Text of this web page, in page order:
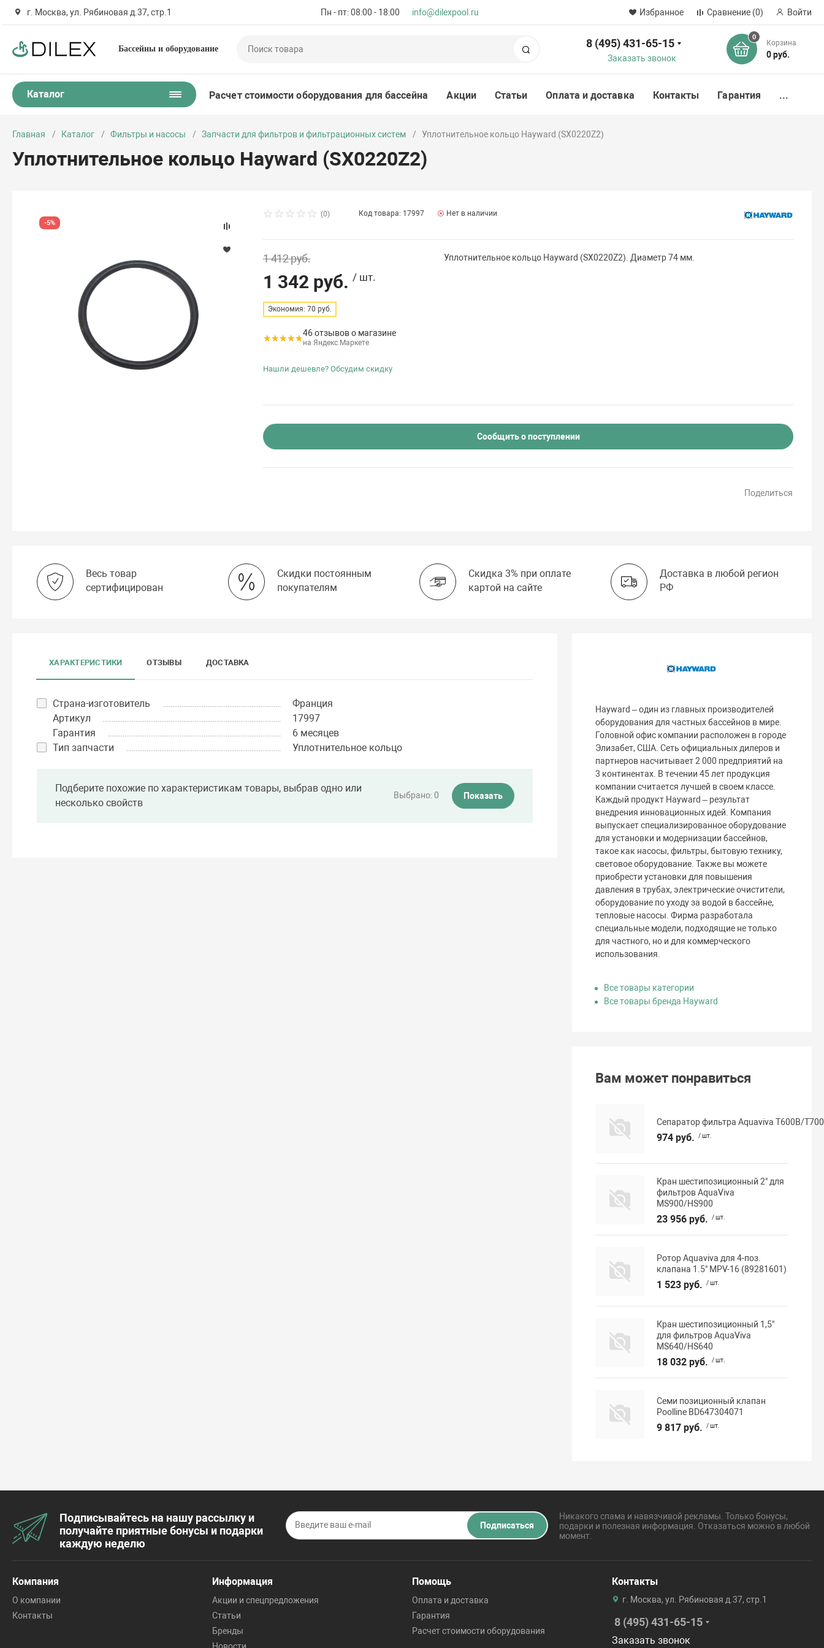
г. Москва, ул. Рябиновая д.37, стр.1 Пн - пт: 08:00 - 18:00 info@dilexpool.ru Избранное Сравнение (0) Войти
Бассейны и оборудование 8 (495) 431-65-15
Заказать звонок
0
Корзина
0 руб.
Каталог Расчет стоимости оборудования для бассейна Акции Статьи Оплата и доставка Контакты Гарантия ...
Главная Каталог Фильтры и насосы Запчасти для фильтров и фильтрационных систем Уплотнительное кольцо Hayward (SX0220Z2)
Уплотнительное кольцо Hayward (SX0220Z2)
-5%
(0) Код товара: 17997 Нет в наличии
1 412 руб.
1 342 руб. / шт.
Экономия: 70 руб.
46 отзывов о магазине
на Яндекс.Маркете
Нашли дешевле? Обсудим скидку
Уплотнительное кольцо Hayward (SX0220Z2). Диаметр 74 мм.
Сообщить о поступлении
Поделиться
Весь товар
сертифицирован
Скидки постоянным
покупателям
Скидка 3% при оплате
картой на сайте
Доставка в любой регион
РФ
ХАРАКТЕРИСТИКИ ОТЗЫВЫ ДОСТАВКА
Страна-изготовитель
Франция
Артикул
17997
Гарантия
6 месяцев
Тип запчасти
Уплотнительное кольцо
Подберите похожие по характеристикам товары, выбрав одно или
несколько свойств
Выбрано:0 Показать
Hayward – один из главных производителей
оборудования для частных бассейнов в мире.
Головной офис компании расположен в городе
Элизабет, США. Сеть официальных дилеров и
партнеров насчитывает 2 000 предприятий на
3 континентах. В течении 45 лет продукция
компании считается лучшей в своем классе.
Каждый продукт Hayward – результат
внедрения инновационных идей. Компания
выпускает специализированное оборудование
для установки и модернизации бассейнов,
такое как насосы, фильтры, бытовую технику,
световое оборудование. Также вы можете
приобрести установки для повышения
давления в трубах, электрические очистители,
оборудование по уходу за водой в бассейне,
тепловые насосы. Фирма разработала
специальные модели, подходящие не только
для частного, но и для коммерческого
использования.
Все товары категории
Все товары бренда Hayward
Вам может понравиться
Сепаратор фильтра Aquaviva T600B/
974 руб. / шт.
Кран шестипозиционный 2" для
фильтров AquaViva
MS900/HS900
23 956 руб. / шт.
Ротор Aquaviva для 4-поз.
клапана 1.5" MPV-16 (89281601)
1 523 руб. / шт.
Кран шестипозиционный 1,5"
для фильтров AquaViva
MS640/HS640
18 032 руб. / шт.
Семи позиционный клапан
Poolline BD647304071
9 817 руб. / шт.
Подписывайтесь на нашу рассылку и
получайте приятные бонусы и подарки
каждую неделю
Подписаться
Никакого спама и навязчивой рекламы. Только бонусы,
подарки и полезная информация. Отказаться можно в любой
момент.
Компания
О компании
Контакты
Информация
Акции и спецпредложения
Статьи
Бренды
Помощь
Оплата и доставка
Гарантия
Расчет стоимости оборудования
Контакты
г. Москва, ул. Рябиновая д.37, стр.1
8 (495) 431-65-15
Заказать звонок